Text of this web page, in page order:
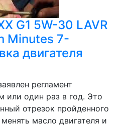
G1 5W-30 LAVR
Minutes 7-
двигателя
регламент
или один раз в год. Это
отрезок пройденного
масло двигателя и